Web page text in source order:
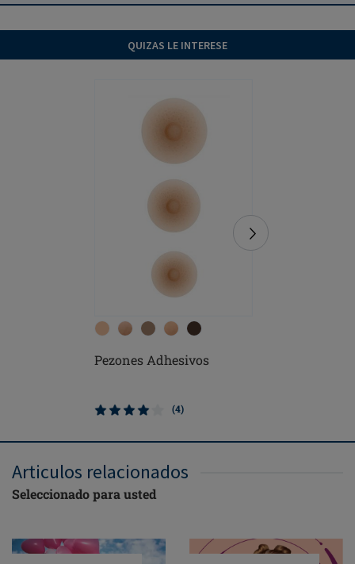
QUIZAS LE INTERESE
Pezones Adhesivos
(4)
Articulos relacionados
Seleccionado para usted